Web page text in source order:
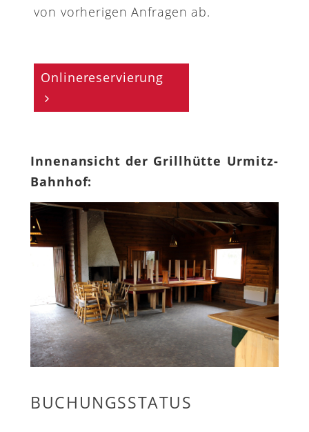
von vorherigen Anfragen ab.
Onlinereservierung
Innenansicht der Grillhütte Urmitz-
Bahnhof:
BUCHUNGSSTATUS